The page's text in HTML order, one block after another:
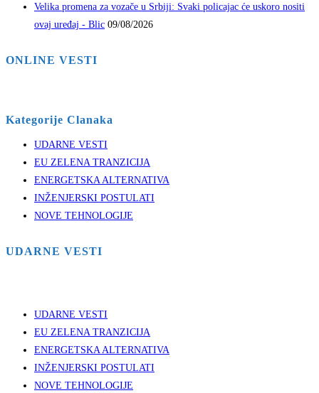
Velika promena za vozače u Srbiji: Svaki policajac će uskoro nositi
ovaj uređaj - Blic 09/08/2026
ONLINE VESTI
Kategorije Clanaka
UDARNE VESTI
EU ZELENA TRANZICIJA
ENERGETSKA ALTERNATIVA
INŽENJERSKI POSTULATI
NOVE TEHNOLOGIJE
UDARNE VESTI
UDARNE VESTI
EU ZELENA TRANZICIJA
ENERGETSKA ALTERNATIVA
INŽENJERSKI POSTULATI
NOVE TEHNOLOGIJE